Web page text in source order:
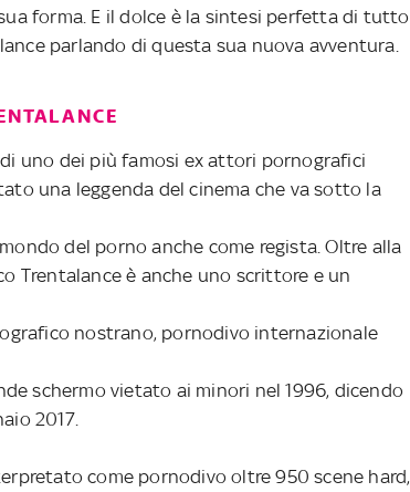
forma. E il dolce è la sintesi perfetta di tutto
parlando di questa sua nuova avventura.
uno dei più famosi ex attori pornografici
una leggenda del cinema che va sotto la
del porno anche come regista. Oltre alla
Trentalance è anche uno scrittore e un
nostrano, pornodivo internazionale
schermo vietato ai minori nel 1996, dicendo
2017.
come pornodivo oltre 950 scene hard,